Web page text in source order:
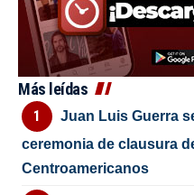
Más leídas
Juan Luis Guerra
ceremonia de clausura
Centroamericanos